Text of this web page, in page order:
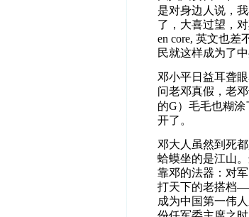
是对身边人说，
了，大喜过望，
en core, 英文也差
民就这样成为了
邓小平日益耳聋
问老邓真假，老
的G） 毛毛也糊涂
开了。
邓大人虽然到死
蛤蟆坐的是江山
靠邓的法器：对
打天下的老搭档
成为中国第一伟